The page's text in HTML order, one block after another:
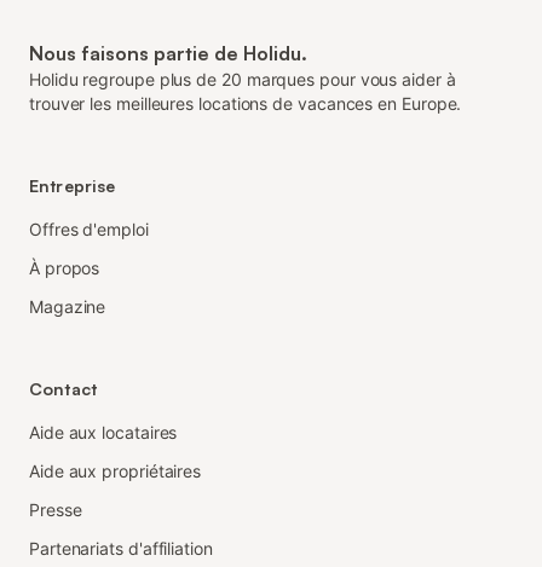
Nous faisons partie de Holidu.
Holidu regroupe plus de 20 marques pour vous aider à
trouver les meilleures locations de vacances en Europe.
Entreprise
Offres d'emploi
À propos
Magazine
Contact
Aide aux locataires
Aide aux propriétaires
Presse
Partenariats d'affiliation